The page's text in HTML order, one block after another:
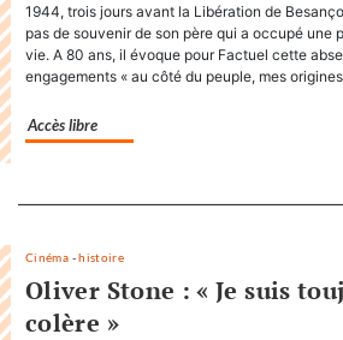
1944, trois jours avant la Libération de
pas de souvenir de son père qui a occupé une
vie. A 80 ans, il évoque pour Factuel cette
engagements « au côté du peuple, mes origines
Accès libre
Cinéma -histoire
Oliver Stone : « Je suis
colère »